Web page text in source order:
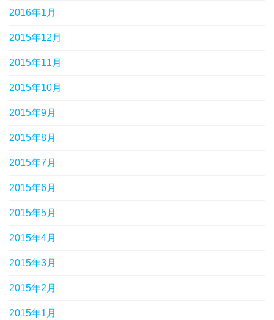
2016年1月
2015年12月
2015年11月
2015年10月
2015年9月
2015年8月
2015年7月
2015年6月
2015年5月
2015年4月
2015年3月
2015年2月
2015年1月